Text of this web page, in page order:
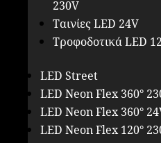
230V
Ταινίες LED 24V
Τροφοδοτικά LED
LED Street
LED Neon Flex 360°
LED Neon Flex 360°
LED Neon Flex 120°